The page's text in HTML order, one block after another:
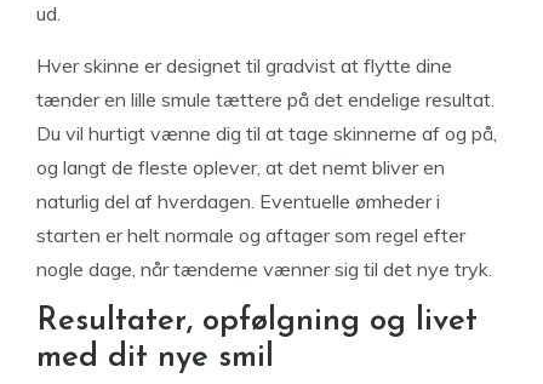
ud.
Hver skinne er designet til gradvist at flytte dine
tænder en lille smule tættere på det endelige resultat.
Du vil hurtigt vænne dig til at tage skinnerne af og på,
og langt de fleste oplever, at det nemt bliver en
naturlig del af hverdagen. Eventuelle ømheder i
starten er helt normale og aftager som regel efter
nogle dage, når tænderne vænner sig til det nye tryk.
Resultater, opfølgning og livet
med dit nye smil